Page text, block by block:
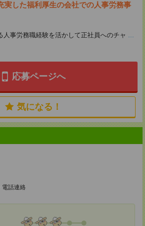
実した福利厚生の会社での人事労務事
人事労務職経験を活かして正社員へのチャ ...
応募ページへ
気になる！
電話連絡